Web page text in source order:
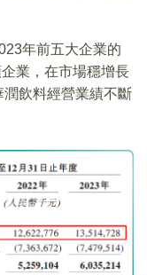
年前五大企業的
業，在市場穩增長
潤飲料經營業績不斷